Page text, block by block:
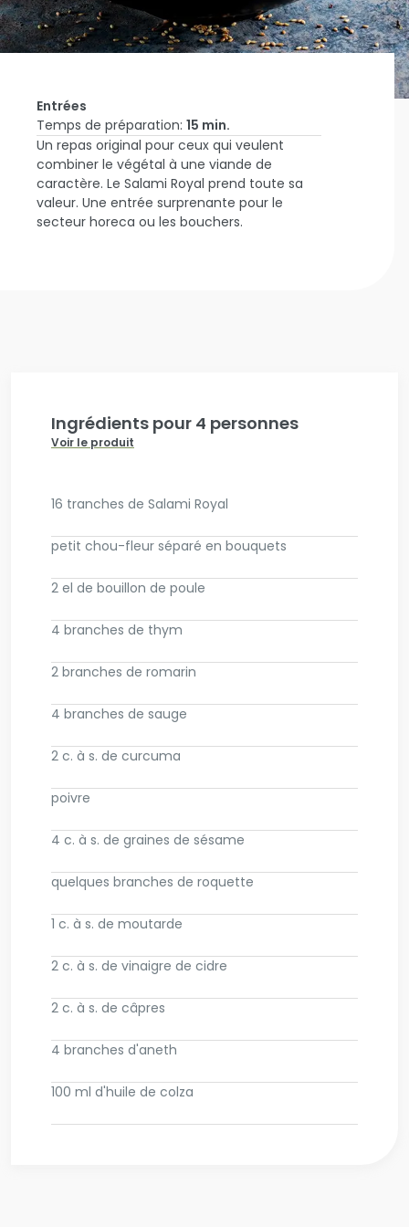
Accueil
Inspire-
moi
Salami
Royal
et
Entrées
Temps de préparation: 15 min.
Un repas original pour ceux qui veulent
combiner le végétal à une viande de
caractère. Le Salami Royal prend toute sa
valeur. Une entrée surprenante pour le
secteur horeca ou les bouchers.
Ingrédients pour 4 personnes
Voir le produit
16 tranches de Salami Royal
petit chou-fleur séparé en bouquets
2 el de bouillon de poule
4 branches de thym
2 branches de romarin
4 branches de sauge
2 c. à s. de curcuma
poivre
4 c. à s. de graines de sésame
quelques branches de roquette
1 c. à s. de moutarde
2 c. à s. de vinaigre de cidre
2 c. à s. de câpres
4 branches d'aneth
100 ml d'huile de colza